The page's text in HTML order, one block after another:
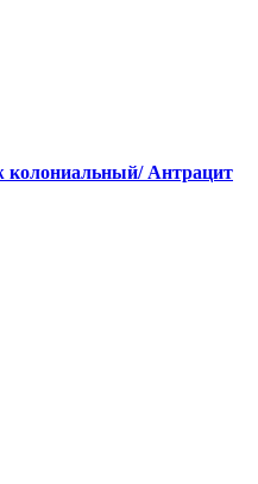
колониальный/ Антрацит